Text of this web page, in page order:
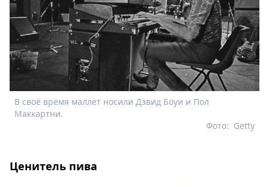
В своё время маллет носили Дэвид Боуи и Пол
Маккартни.
Getty
Фото:
Ценитель пива